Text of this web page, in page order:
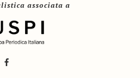
associata a